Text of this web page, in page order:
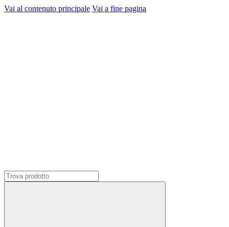
Vai al contenuto principale Vai a fine pagina